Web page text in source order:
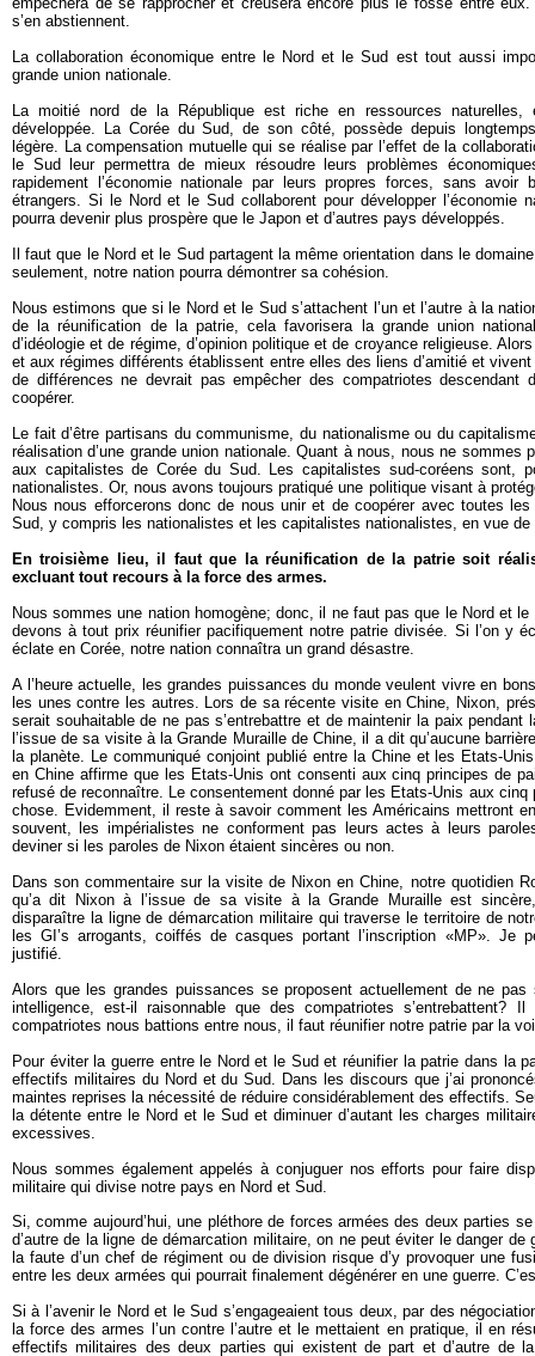
s’en abstiennent.
La collaboration économique entre le Nord et le Sud est tout aussi
grande union nationale.
La moitié nord de la République est riche en ressources
développée. La Corée du Sud, de son côté, possède depuis
légère. La compensation mutuelle qui se réalise par l’effet de la
le Sud leur permettra de mieux résoudre leurs problèmes
rapidement l’économie nationale par leurs propres forces, sans avoir
étrangers. Si le Nord et le Sud collaborent pour développer l’économie
pourra devenir plus prospère que le Japon et d’autres pays développés.
Il faut que le Nord et le Sud partagent la même orientation dans le
seulement, notre nation pourra démontrer sa cohésion.
Nous estimons que si le Nord et le Sud s’attachent l’un et l’autre à la
de la réunification de la patrie, cela favorisera la grande union
d’idéologie et de régime, d’opinion politique et de croyance religieuse.
et aux régimes différents établissent entre elles des liens d’amitié et
de différences ne devrait pas empêcher des compatriotes descendant
coopérer.
Le fait d’être partisans du communisme, du nationalisme ou du
réalisation d’une grande union nationale. Quant à nous, nous ne sommes
aux capitalistes de Corée du Sud. Les capitalistes sud-coréens sont,
nationalistes. Or, nous avons toujours pratiqué une politique visant à
Nous nous efforcerons donc de nous unir et de coopérer avec toutes
Sud, y compris les nationalistes et les capitalistes nationalistes, en vue
En troisième lieu, il faut que la réunification de la patrie soit
excluant tout recours à la force des armes.
Nous sommes une nation homogène; donc, il ne faut pas que le Nord et
devons à tout prix réunifier pacifiquement notre patrie divisée. Si l’on y
éclate en Corée, notre nation connaîtra un grand désastre.
A l’heure actuelle, les grandes puissances du monde veulent vivre en
les unes contre les autres. Lors de sa récente visite en Chine, Nixon,
serait souhaitable de ne pas s’entrebattre et de maintenir la paix pendant
l’issue de sa visite à la Grande Muraille de Chine, il a dit qu’aucune
la planète. Le communiqué conjoint publié entre la Chine et les Etats-
en Chine affirme que les Etats-Unis ont consenti aux cinq principes de
refusé de reconnaître. Le consentement donné par les Etats-Unis aux
chose. Evidemment, il reste à savoir comment les Américains mettront
souvent, les impérialistes ne conforment pas leurs actes à leurs
deviner si les paroles de Nixon étaient sincères ou non.
Dans son commentaire sur la visite de Nixon en Chine, notre quotidien
qu’a dit Nixon à l’issue de sa visite à la Grande Muraille est
disparaître la ligne de démarcation militaire qui traverse le territoire de
les GI’s arrogants, coiffés de casques portant l’inscription «MP». Je
justifié.
Alors que les grandes puissances se proposent actuellement de ne
intelligence, est-il raisonnable que des compatriotes s’entrebattent?
compatriotes nous battions entre nous, il faut réunifier notre patrie par la
Pour éviter la guerre entre le Nord et le Sud et réunifier la patrie dans la
effectifs militaires du Nord et du Sud. Dans les discours que j’ai
maintes reprises la nécessité de réduire considérablement des effectifs.
la détente entre le Nord et le Sud et diminuer d’autant les charges
excessives.
Nous sommes également appelés à conjuguer nos efforts pour faire
militaire qui divise notre pays en Nord et Sud.
Si, comme aujourd’hui, une pléthore de forces armées des deux parties
d’autre de la ligne de démarcation militaire, on ne peut éviter le danger
la faute d’un chef de régiment ou de division risque d’y provoquer une
entre les deux armées qui pourrait finalement dégénérer en une guerre.
Si à l’avenir le Nord et le Sud s’engageaient tous deux, par des
la force des armes l’un contre l’autre et le mettaient en pratique, il en
effectifs militaires des deux parties qui existent de part et d’autre de